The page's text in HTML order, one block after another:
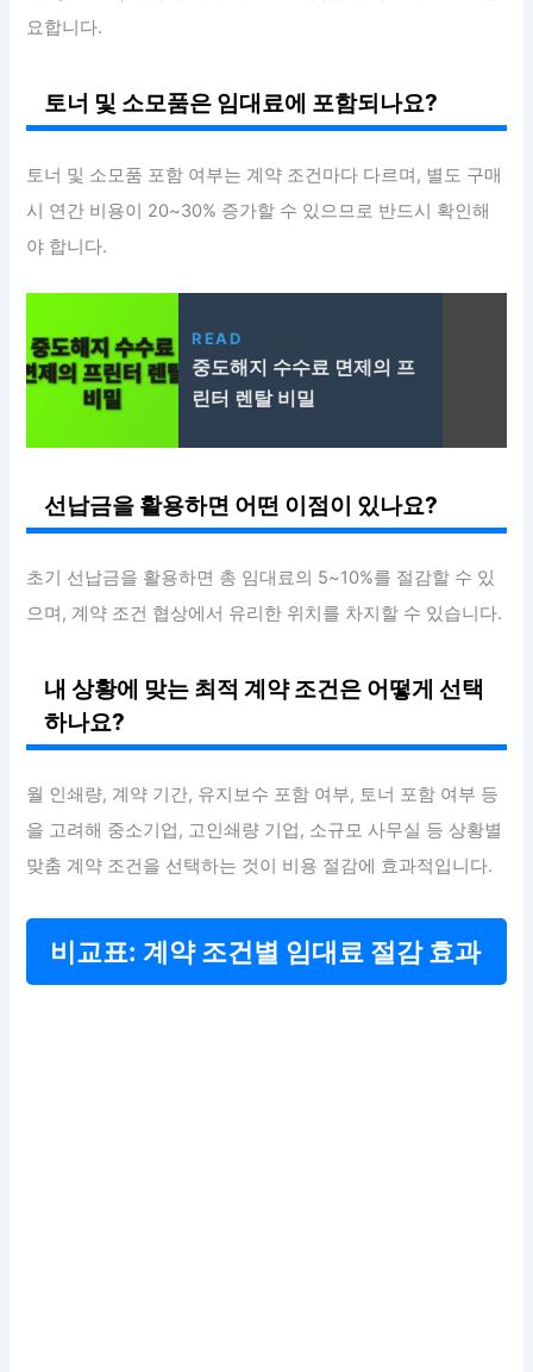
요합니다.
토너 및 소모품은 임대료에 포함되나요?
토너 및 소모품 포함 여부는 계약 조건마다 다르며, 별도 구매
시 연간 비용이 20~30% 증가할 수 있으므로 반드시 확인해
야 합니다.
READ
중도해지 수수료 면제의 프
린터 렌탈 비밀
선납금을 활용하면 어떤 이점이 있나요?
초기 선납금을 활용하면 총 임대료의 5~10%를 절감할 수 있
으며, 계약 조건 협상에서 유리한 위치를 차지할 수 있습니다.
내 상황에 맞는 최적 계약 조건은 어떻게 선택
하나요?
월 인쇄량, 계약 기간, 유지보수 포함 여부, 토너 포함 여부 등
을 고려해 중소기업, 고인쇄량 기업, 소규모 사무실 등 상황별
맞춤 계약 조건을 선택하는 것이 비용 절감에 효과적입니다.
비교표: 계약 조건별 임대료 절감 효과